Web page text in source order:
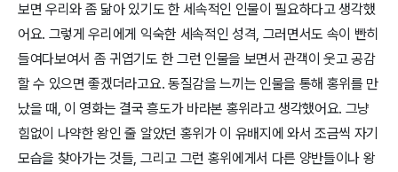
보면 우리와 좀 닮아 있기도 한 세속적인 인물이 필요하다고 생각했
어요. 그렇게 우리에게 익숙한 세속적인 성격, 그러면서도 속이 빤히
들여다보여서 좀 귀엽기도 한 그런 인물을 보면서 관객이 웃고 공감
할 수 있으면 좋겠더라고요. 동질감을 느끼는 인물을 통해 홍위를 만
났을 때, 이 영화는 결국 흥도가 바라본 홍위라고 생각했어요. 그냥
힘없이 나약한 왕인 줄 알았던 홍위가 이 유배지에 와서 조금씩 자기
모습을 찾아가는 것들, 그리고 그런 홍위에게서 다른 양반들이나 왕